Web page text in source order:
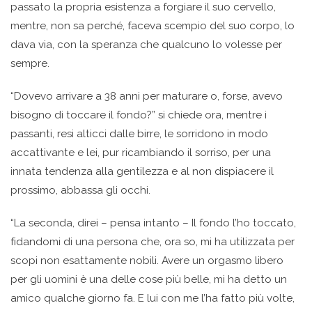
passato la propria esistenza a forgiare il suo cervello,
mentre, non sa perché, faceva scempio del suo corpo, lo
dava via, con la speranza che qualcuno lo volesse per
sempre.
“Dovevo arrivare a 38 anni per maturare o, forse, avevo
bisogno di toccare il fondo?” si chiede ora, mentre i
passanti, resi alticci dalle birre, le sorridono in modo
accattivante e lei, pur ricambiando il sorriso, per una
innata tendenza alla gentilezza e al non dispiacere il
prossimo, abbassa gli occhi.
“La seconda, direi – pensa intanto – Il fondo l’ho toccato,
fidandomi di una persona che, ora so, mi ha utilizzata per
scopi non esattamente nobili. Avere un orgasmo libero
per gli uomini è una delle cose più belle, mi ha detto un
amico qualche giorno fa. E lui con me l’ha fatto più volte,